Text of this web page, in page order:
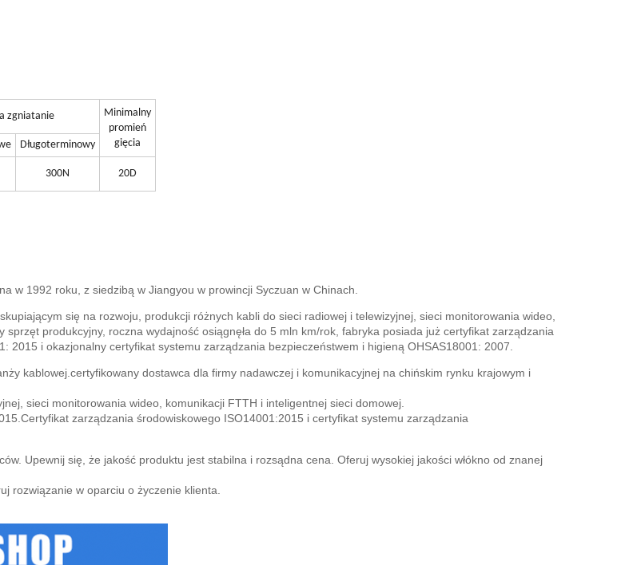
zgniatanie
Minimalny
promień
gięcia
Długoterminowy
300N 20D
w 1992 roku, z siedzibą w Jiangyou w prowincji Syczuan w Chinach.
się na rozwoju, produkcji różnych kabli do sieci radiowej i telewizyjnej, sieci monitorowania wideo,
sprzęt produkcyjny, roczna wydajność osiągnęła do 5 mln km/rok, fabryka posiada już certyfikat zarządzania
i okazjonalny certyfikat systemu zarządzania bezpieczeństwem i higieną OHSAS18001: 2007.
kablowej.certyfikowany dostawca dla firmy nadawczej i komunikacyjnej na chińskim rynku krajowym i
sieci monitorowania wideo, komunikacji FTTH i inteligentnej sieci domowej.
zarządzania środowiskowego ISO14001:2015 i certyfikat systemu zarządzania
Upewnij się, że jakość produktu jest stabilna i rozsądna cena. Oferuj wysokiej jakości włókno od znanej
rozwiązanie w oparciu o życzenie klienta.